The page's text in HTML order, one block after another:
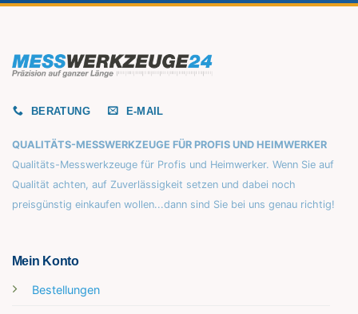
BERATUNG E-MAIL
QUALITÄTS-MESSWERKZEUGE FÜR PROFIS UND HEIMWERKER
Qualitäts-Messwerkzeuge für Profis und Heimwerker. Wenn Sie auf
Qualität achten, auf Zuverlässigkeit setzen und dabei noch
preisgünstig einkaufen wollen...dann sind Sie bei uns genau richtig!
Mein Konto
Bestellungen